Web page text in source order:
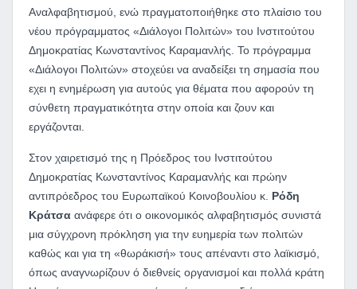
Αναλφαβητισμού, ενώ πραγματοποιήθηκε στο πλαίσιο του
νέου πρόγραμματος «Διάλογοι Πολιτών» του Ινστιτούτου
Δημοκρατίας Κωνσταντίνος Καραμανλής. Το πρόγραμμα
«Διάλογοι Πολιτών» στοχεύει να αναδείξει τη σημασία που
εχει η ενημέρωση για αυτούς για θέματα που αφορούν τη
σύνθετη πραγματικότητα στην οποία και ζουν και
εργάζονται.
Στον χαιρετισμό της η Πρόεδρος του Ινστιτούτου
Δημοκρατίας Κωνσταντίνος Καραμανλής και πρώην
αντιπρόεδρος του Ευρωπαϊκού Κοινοβουλίου κ. Ρόδη
Κράτσα ανάφερε ότι ο οικονομικός αλφαβητισμός συνιστά
μια σύγχρονη πρόκληση για την ευημερία των πολιτών
καθώς και για τη «θωράκισή» τους απέναντι στο λαϊκισμό,
όπως αναγνωρίζουν ό διεθνείς οργανισμοί και πολλά κράτη